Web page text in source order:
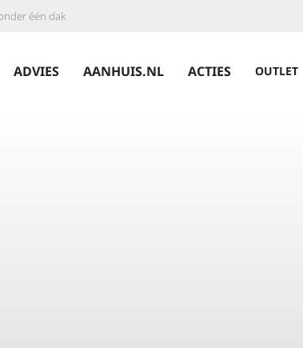
één dak
ADVIES AANHUIS.NL ACTIES OUTLET